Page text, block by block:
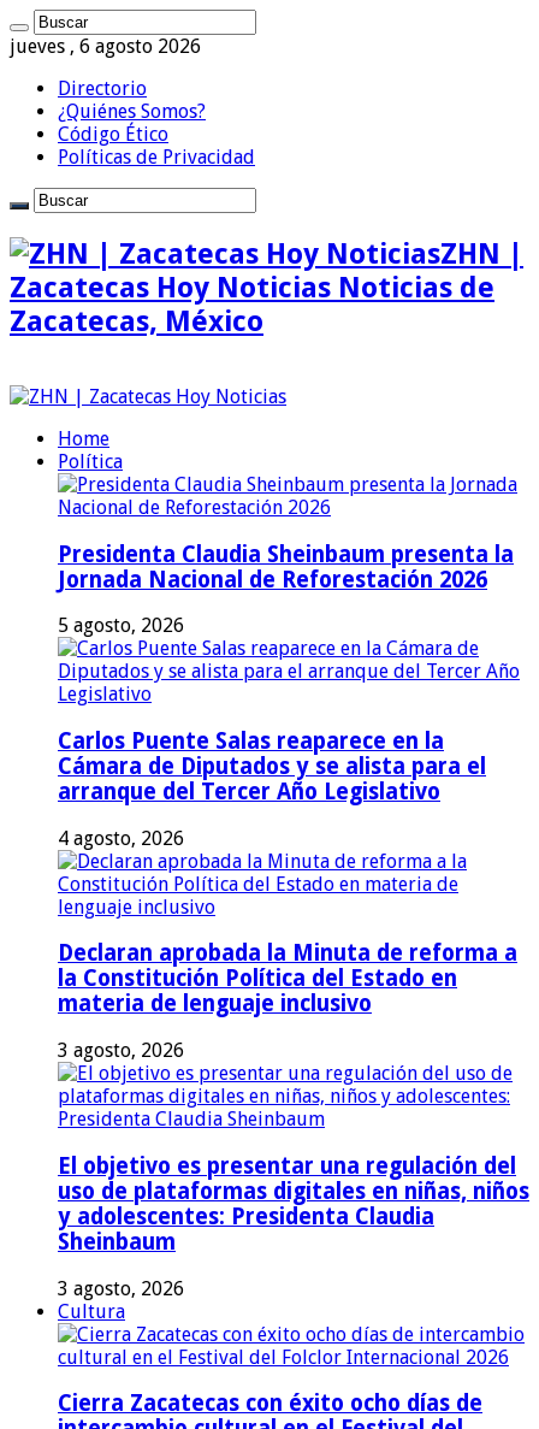
jueves , 6 agosto 2026
Directorio
¿Quiénes Somos?
Código Ético
Políticas de Privacidad
ZHN |
Zacatecas Hoy Noticias Noticias de
Zacatecas, México
Home
Política
Presidenta Claudia Sheinbaum presenta la
Jornada Nacional de Reforestación 2026
5 agosto, 2026
Carlos Puente Salas reaparece en la
Cámara de Diputados y se alista para el
arranque del Tercer Año Legislativo
4 agosto, 2026
Declaran aprobada la Minuta de reforma a
la Constitución Política del Estado en
materia de lenguaje inclusivo
3 agosto, 2026
El objetivo es presentar una regulación del
uso de plataformas digitales en niñas, niños
y adolescentes: Presidenta Claudia
Sheinbaum
3 agosto, 2026
Cultura
Cierra Zacatecas con éxito ocho días de